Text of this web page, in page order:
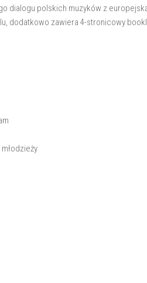
dialogu polskich muzyków z
dodatkowo zawiera 4-stronicowy